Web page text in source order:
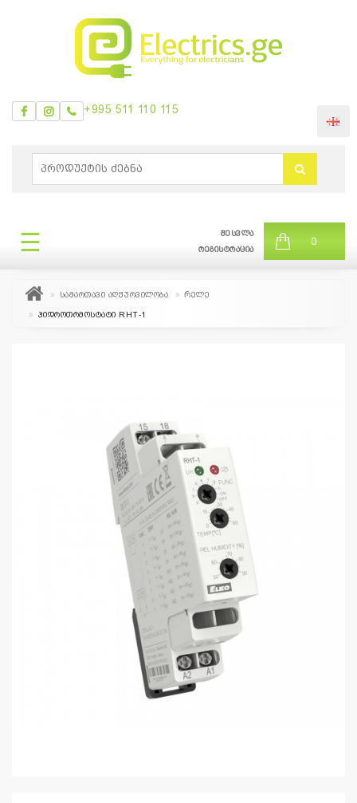
|
თვის
sales@electrics.ge
+995 511 110 115
☰
შესვლა
რეგისტრაცია
0
სამართავი აღჭურვილობა
Რელე
ჰიდროთრმოსტატი RHT-1